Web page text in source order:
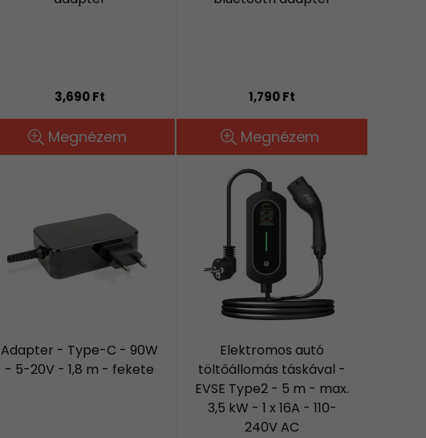
3,690 Ft
Megnézem
1,790 Ft
Megnézem
Adapter - Type-C - 90W
- 5-20V - 1,8 m - fekete
Elektromos autó
töltőállomás táskával -
EVSE Type2 - 5 m - max.
3,5 kW - 1 x 16A - 110-
240V AC